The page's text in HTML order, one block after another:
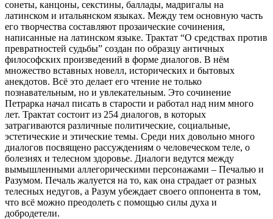
сонеты, канцоны, секстины, баллады, мадригалы на
латинском и итальянском языках. Между тем основную часть
его творчества составляют прозаические сочинения,
написанные на латинском языке. Трактат “О средствах против
превратностей судьбы” создан по образцу античных
философских произведений в форме диалогов. В нём
множество вставных новелл, исторических и бытовых
анекдотов. Всё это делает его чтение не только
познавательным, но и увлекательным. Это сочинение
Петрарка начал писать в старости и работал над ним много
лет. Трактат состоит из 254 диалогов, в которых
затрагиваются различные политические, социальные,
эстетические и этические темы. Среди них довольно много
диалогов посвящено рассуждениям о человеческом теле, о
болезнях и телесном здоровье. Диалоги ведутся между
вымышленными аллегорическими персонажами – Печалью и
Разумом. Печаль жалуется на то, как она страдает от разных
телесных недугов, а Разум убеждает своего оппонента в том,
что всё можно преодолеть с помощью силы духа и
добродетели.